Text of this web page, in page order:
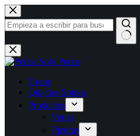
Saltar
al
contenido
Sin
resultados
Home
Quienes Somos
Productos
Perlas
Piedras